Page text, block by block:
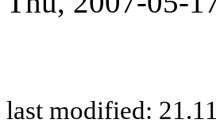
last modified: